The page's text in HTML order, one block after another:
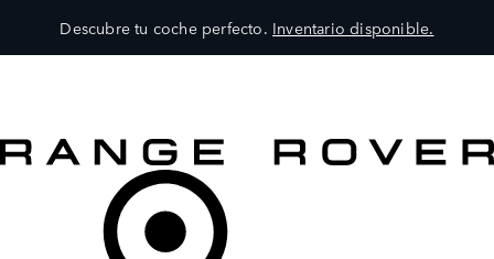
Descubre tu coche perfecto. Inventario disponible.